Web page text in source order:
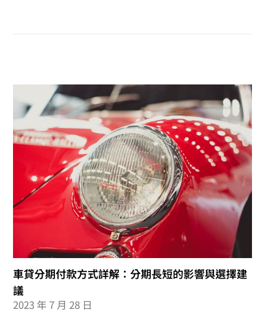
車貸分期付款方式詳解：分期長短的影響與選擇建
議
2023 年 7 月 28 日